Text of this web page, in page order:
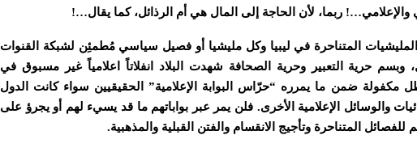
ربما، لأن الحاجة إلى المال هي أم الرذائل، كما يقال…!
المتناحرة في ليبيا وكل مليشيا أو فصيل سياسي مُطمئِن لشبكة القنوات
وبسم حرية التعبير وحرية الصحافة شهدت البلاد انفلاتاً اعلامياً غير مسبوق في
مكفولة ضمن ما يمرره “حرّاس البوابة الإعلامية” الحقيقيين سواء كانت الدول
والوسائل الإعلامية الأخرى. فلن يمر عبر بواباتهم ما قد يسيء لهم أو يجرؤ على
للفصائل المتناحرة وتأجيج الانقسام والفتن القبلية والمذهبية.